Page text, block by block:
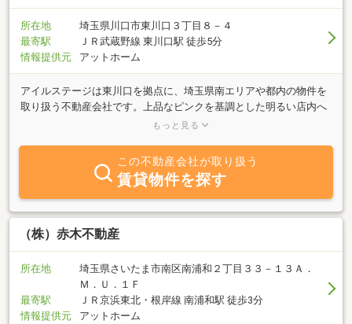
所在地
埼玉県川口市東川口３丁目８－４
最寄駅
ＪＲ武蔵野線 東川口駅 徒歩5分
情報提供元
アットホーム
アイルステージは東川口を拠点に、埼玉県南エリアや都内の物件を
取り扱う不動産会社です。上品なピンクを基調とした明るい店内へ
は、２体のミッフィ人形がお出迎えします。私どもは、お客様が気
不動産に関するまめ知識や、東川口エリアガイド（学区一覧や時刻
表等）といった、お客様がご自由にお持ち頂ける資料を豊富にご用
意致しております。ご来店大歓迎！！電話やＦＡＸ・Ｅ－ｍａｉｌ
でのお問合わせも随時受け付けております。まずはお客様のご要望
をお聞かせ下さい。誠意をもって対応いたします。
もっと見る
この不動産会社が取り扱う
賃貸物件を探す
（株）赤木不動産
所在地
埼玉県さいたま市南区南浦和２丁目３３－１３Ａ．
Ｍ．Ｕ．１Ｆ
最寄駅
ＪＲ京浜東北・根岸線 南浦和駅 徒歩3分
情報提供元
アットホーム